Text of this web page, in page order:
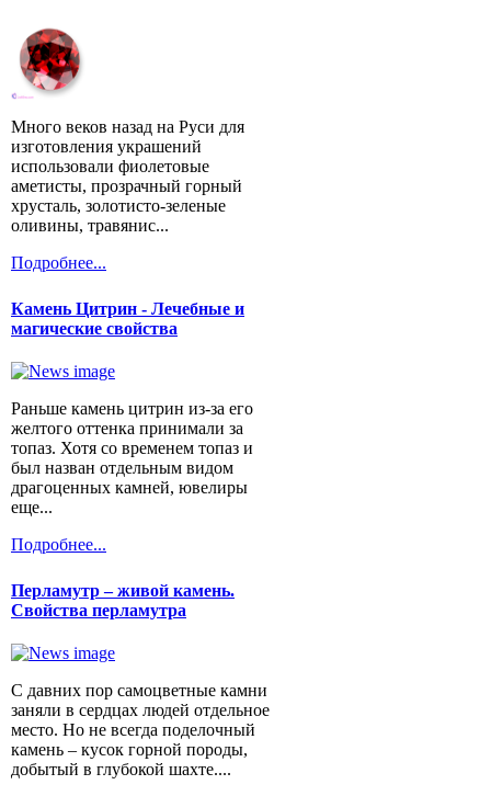
Много веков назад на Руси для
изготовления украшений
использовали фиолетовые
аметисты, прозрачный горный
хрусталь, золотисто-зеленые
оливины, травянис...
Подробнее...
Камень Цитрин - Лечебные и
магические свойства
Раньше камень цитрин из-за его
желтого оттенка принимали за
топаз. Хотя со временем топаз и
был назван отдельным видом
драгоценных камней, ювелиры
еще...
Подробнее...
Перламутр – живой камень.
Свойства перламутра
С давних пор самоцветные камни
заняли в сердцах людей отдельное
место. Но не всегда поделочный
камень – кусок горной породы,
добытый в глубокой шахте....